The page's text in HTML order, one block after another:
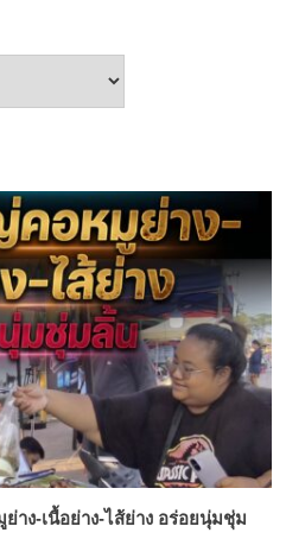
ง-เนื้อย่าง-ไส้ย่าง อร่อยนุ่มชุ่ม